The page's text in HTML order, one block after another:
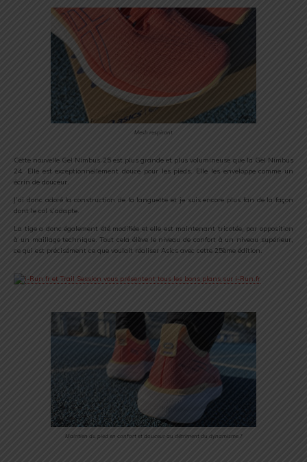
Mesh respirant
Cette nouvelle Gel Nimbus 25 est plus grande et plus volumineuse que la Gel Nimbus
24. Elle est exceptionnellement douce pour les pieds. Elle les enveloppe comme un
écrin de douceur.
J’ai donc adoré la construction de la languette et je suis encore plus fan de la façon
dont le col s’adapte.
La tige a donc également été modifiée et elle est maintenant tricotée, par opposition
à un maillage technique. Tout cela élève le niveau de confort à un niveau supérieur,
ce qui est précisément ce que voulait réaliser Asics avec cette 25ème édition.
Maintien du pied en confort et douceur au détriment du dynamisme ?